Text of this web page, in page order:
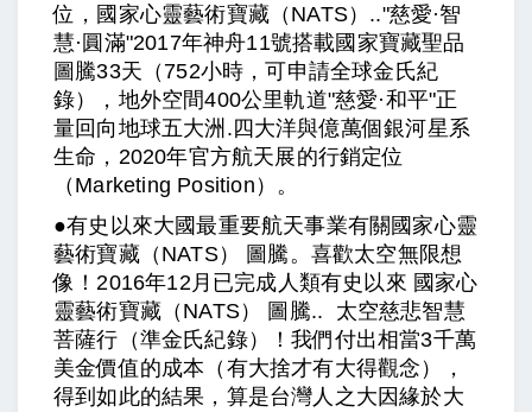
位，國家心靈藝術寶藏（NATS）.."慈愛·智
慧·圓滿"2017年神舟11號搭載國家寶藏聖品
圖騰33天（752小時，可申請全球金氏紀
錄），地外空間400公里軌道"慈愛·和平"正
量回向地球五大洲.四大洋與億萬個銀河星系
生命，2020年官方航天展的行銷定位
（Marketing Position）。
●有史以來大國最重要航天事業有關國家心靈
藝術寶藏（NATS） 圖騰。喜歡太空無限想
像！2016年12月已完成人類有史以來 國家心
靈藝術寶藏（NATS） 圖騰.. 太空慈悲智慧
菩薩行（準金氏紀錄）！我們付出相當3千萬
美金價值的成本（有大捨才有大得觀念），
得到如此的結果，算是台灣人之大因緣於大